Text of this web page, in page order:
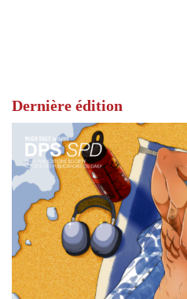
Dernière édition